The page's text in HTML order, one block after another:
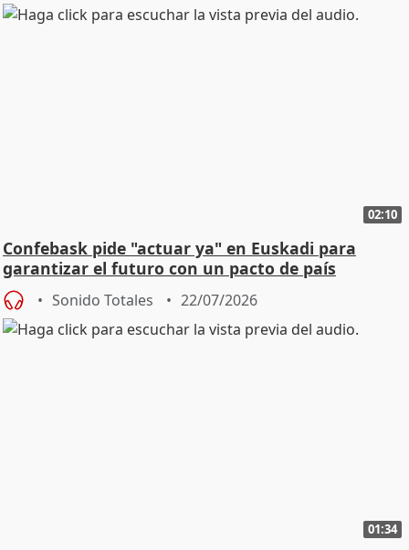
02:10
Confebask pide "actuar ya" en Euskadi para
garantizar el futuro con un pacto de país
Sonido Totales 22/07/2026
01:34